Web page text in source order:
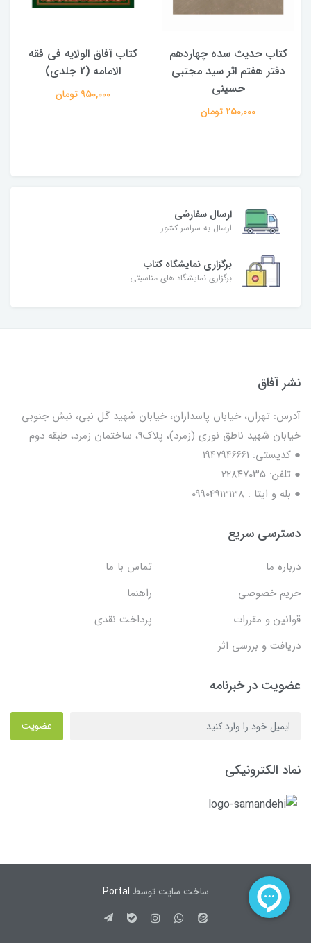
کتاب حدیث سده چهاردهم
دفتر هفتم اثر سید مجتبی
حسینی
250,000 تومان
کتاب آفاق الولایه فی فقه
الامامه (2 جلدی)
950,000 تومان
ارسال سفارشی
ارسال به سراسر کشور
برگزاری نمایشگاه کتاب
برگزاری نمایشگاه های مناسبتی
نشر آفاق
آدرس: تهران، خیابان پاسداران، خیابان شهید گل نبی، نبش جنوبی
خیابان شهید ناطق نوری (زمرد)، پلاک9، ساختمان زمرد، طبقه دوم
● کدپستی: ۱۹۴۷۹۴۶۶۶۱
● تلفن: ٢٢٨۴٧۰۳۵
● بله و ایتا : 09904913138
دسترسی سریع
درباره ما
تماس با ما
حریم خصوصی
راهنما
قوانین و مقررات
پرداخت نقدی
دریافت و بررسی اثر
عضویت در خبرنامه
عضویت
نماد الکترونیکی
ساخت سایت توسط Portal